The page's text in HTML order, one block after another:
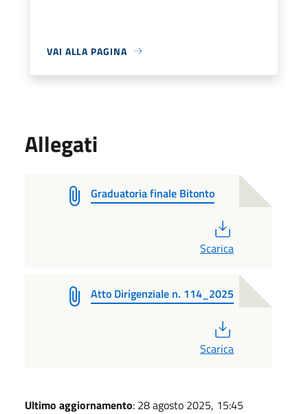
VAI ALLA PAGINA
Allegati
Graduatoria finale Bitonto
Scarica
Atto Dirigenziale n. 114_2025
Scarica
Ultimo aggiornamento: 28 agosto 2025, 15:45